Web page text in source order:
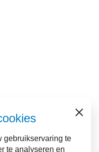
gebruikservaring te
te analyseren en
Sluiten